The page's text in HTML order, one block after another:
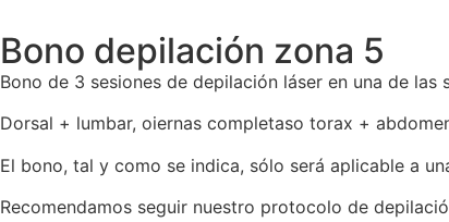
Bono depilación zona 5
Bono de 3 sesiones de depilación láser en una de las
Dorsal + lumbar, oiernas completaso torax +
El bono, tal y como se indica, sólo será aplicable a
Recomendamos seguir nuestro protocolo de